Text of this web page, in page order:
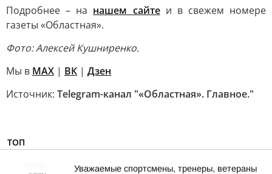
Подробнее – на нашем сайтеи в свежем номере
газеты «Областная».
Фото: Алексей Кушниренко.
Мы в MAX | ВК | Дзен
Источник: Telegram-канал "«Областная». Главное."
ТОП
Уважаемые спортсмены, тренеры, ветераны